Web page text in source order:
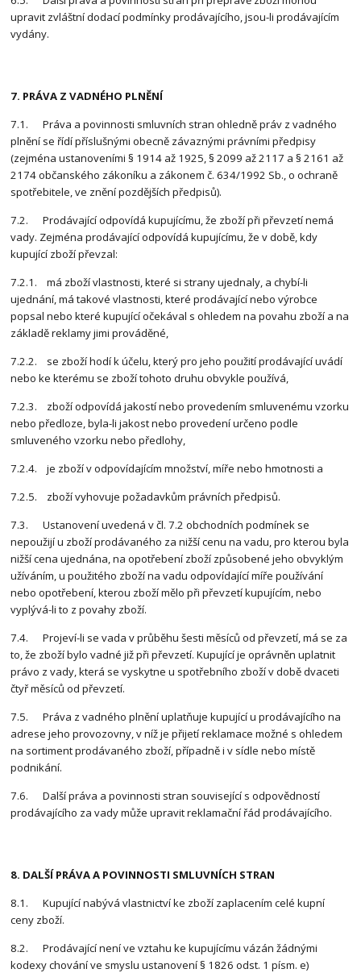
upravit zvláštní dodací podmínky prodávajícího, jsou-li prodávajícím
vydány.
7. PRÁVA Z VADNÉHO PLNĚNÍ
7.1. Práva a povinnosti smluvních stran ohledně práv z vadného
plnění se řídí příslušnými obecně závaznými právními předpisy
(zejména ustanoveními § 1914 až 1925, § 2099 až 2117 a § 2161 až
2174 občanského zákoníku a zákonem č. 634/1992 Sb., o ochraně
spotřebitele, ve znění pozdějších předpisů).
7.2. Prodávající odpovídá kupujícímu, že zboží při převzetí nemá
vady. Zejména prodávající odpovídá kupujícímu, že v době, kdy
kupující zboží převzal:
7.2.1. má zboží vlastnosti, které si strany ujednaly, a chybí-li
ujednání, má takové vlastnosti, které prodávající nebo výrobce
popsal nebo které kupující očekával s ohledem na povahu zboží a na
základě reklamy jimi prováděné,
7.2.2. se zboží hodí k účelu, který pro jeho použití prodávající uvádí
nebo ke kterému se zboží tohoto druhu obvykle používá,
7.2.3. zboží odpovídá jakostí nebo provedením smluvenému vzorku
nebo předloze, byla-li jakost nebo provedení určeno podle
smluveného vzorku nebo předlohy,
7.2.4. je zboží v odpovídajícím množství, míře nebo hmotnosti a
7.2.5. zboží vyhovuje požadavkům právních předpisů.
7.3. Ustanovení uvedená v čl. 7.2 obchodních podmínek se
nepoužijí u zboží prodávaného za nižší cenu na vadu, pro kterou byla
nižší cena ujednána, na opotřebení zboží způsobené jeho obvyklým
užíváním, u použitého zboží na vadu odpovídající míře používání
nebo opotřebení, kterou zboží mělo při převzetí kupujícím, nebo
vyplývá-li to z povahy zboží.
7.4. Projeví-li se vada v průběhu šesti měsíců od převzetí, má se za
to, že zboží bylo vadné již při převzetí. Kupující je oprávněn uplatnit
právo z vady, která se vyskytne u spotřebního zboží v době dvaceti
čtyř měsíců od převzetí.
7.5. Práva z vadného plnění uplatňuje kupující u prodávajícího na
adrese jeho provozovny, v níž je přijetí reklamace možné s ohledem
na sortiment prodávaného zboží, případně i v sídle nebo místě
podnikání.
7.6. Další práva a povinnosti stran související s odpovědností
prodávajícího za vady může upravit reklamační řád prodávajícího.
8. DALŠÍ PRÁVA A POVINNOSTI SMLUVNÍCH STRAN
8.1. Kupující nabývá vlastnictví ke zboží zaplacením celé kupní
ceny zboží.
8.2. Prodávající není ve vztahu ke kupujícímu vázán žádnými
kodexy chování ve smyslu ustanovení § 1826 odst. 1 písm. e)